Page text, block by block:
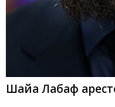
Шайа Лабаф